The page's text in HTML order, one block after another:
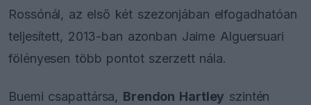
Rossónál, az első két szezonjában elfogadhatóan
teljesített, 2013-ban azonban Jaime Alguersuari
fölényesen több pontot szerzett nála.
Buemi csapattársa, Brendon Hartley szintén